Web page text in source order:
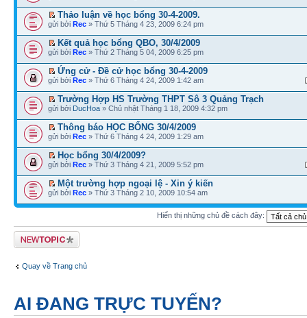
Thảo luận về học bổng 30-4-2009.
gửi bởi Rec » Thứ 5 Tháng 4 23, 2009 6:24 pm
Kết quả học bổng QBO, 30/4/2009
gửi bởi Rec » Thứ 2 Tháng 5 04, 2009 6:25 pm
Ứng cử - Đề cử học bổng 30-4-2009
gửi bởi Rec » Thứ 6 Tháng 4 24, 2009 1:42 am
Trường Hợp HS Trường THPT Sô 3 Quảng Trạch
gửi bởi DucHoa » Chủ nhật Tháng 1 18, 2009 4:32 pm
Thông báo HỌC BỔNG 30/4/2009
gửi bởi Rec » Thứ 6 Tháng 4 24, 2009 1:29 am
Học bổng 30/4/2009?
gửi bởi Rec » Thứ 3 Tháng 4 21, 2009 5:52 pm
Một trường hợp ngoại lệ - Xin ý kiến
gửi bởi Rec » Thứ 3 Tháng 2 10, 2009 10:54 am
Hiển thị những chủ đề cách đây:
Tạo chủ đề mới
Quay về Trang chủ
AI ĐANG TRỰC TUYẾN?